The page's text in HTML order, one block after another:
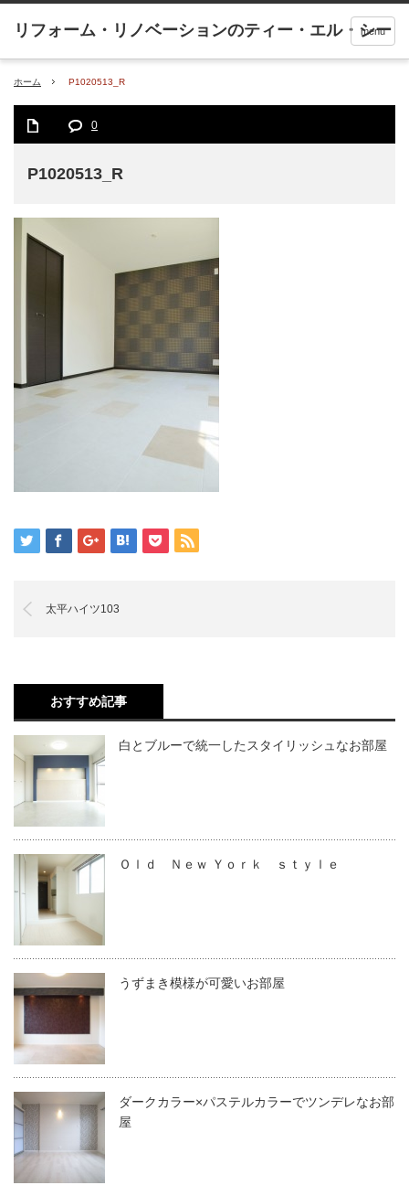
menu
ホーム P1020513_R
0
P1020513_R
太平ハイツ103
おすすめ記事
白とブルーで統一したスタイリッシュなお部屋
Ｏｌｄ Ｎｅｗ Ｙｏｒｋ ｓｔｙｌｅ
うずまき模様が可愛いお部屋
ダークカラー×パステルカラーでツンデレなお部
屋